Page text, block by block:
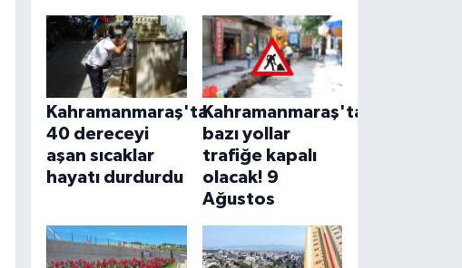
Kahramanmaraş'ta
40 dereceyi
aşan sıcaklar
hayatı durdurdu
Kahramanmaraş'ta
bazı yollar
trafiğe kapalı
olacak! 9
Ağustos